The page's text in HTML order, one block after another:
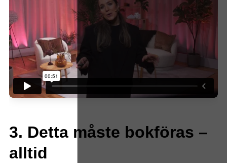
3. Detta måste bokföras –
alltid